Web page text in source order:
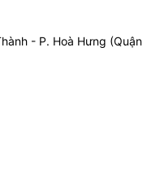
- P. Hoà Hưng (Quận